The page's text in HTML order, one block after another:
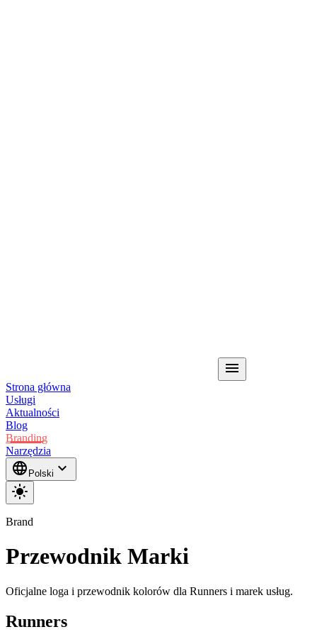
menu
Strona główna
Usługi
Aktualności
Blog
Branding
Narzędzia
language Polski expand_more
light_mode
Brand
Przewodnik Marki
Oficjalne loga i przewodnik kolorów dla Runners i marek usług.
Runners